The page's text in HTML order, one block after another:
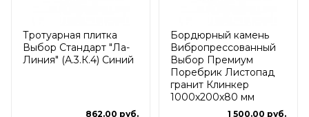
Тротуарная плитка
Выбор Стандарт "Ла-
Линия" (А.3.К.4) Синий
862.00 руб.
Бордюрный камень
Вибропрессованный
Выбор Премиум
Поребрик Листопад
гранит Клинкер
1000х200х80 мм
1 500.00 руб.